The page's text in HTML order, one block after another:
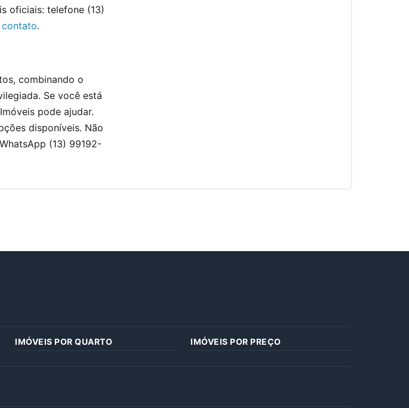
oficiais: telefone (13)
contato.
combinando o
Se você está
pode ajudar.
disponíveis. Não
(13) 99192-
IMÓVEIS POR QUARTO IMÓVEIS POR PREÇO